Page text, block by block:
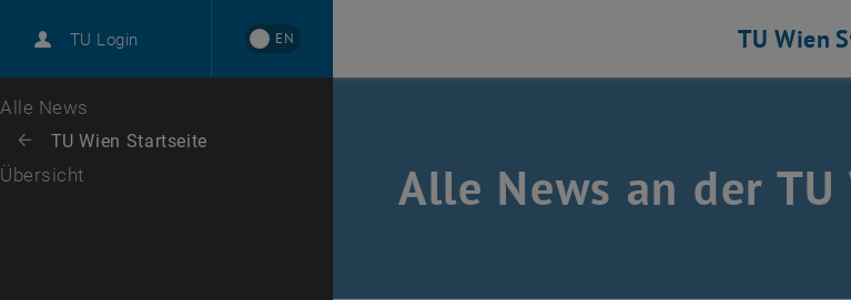
TU Login EN
Karriere
Zur 1. Menü Ebene
Alle News
Zurück: Subseiten von TU Wien Startseite auflisten
Zurück zur letzten Ebene:
TU Wien Startseite
Übersicht
TU Wien
Alle News an der TU